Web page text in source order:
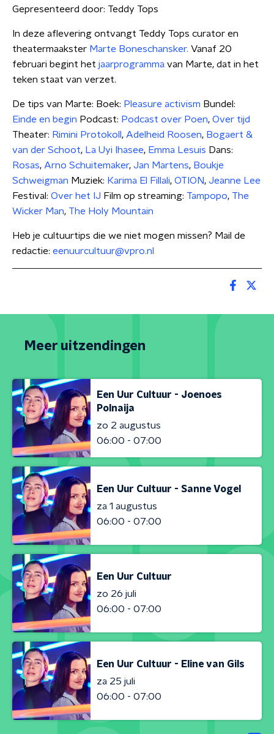
Gepresenteerd door: Teddy Tops
In deze aflevering ontvangt Teddy Tops curator en
theatermaakster Marte Boneschansker. Vanaf 20
februari begint het jaarprogramma van Marte, dat in het
teken staat van verzet.
De tips van Marte: Boek: Pleasure activism Bundel:
Einde en begin Podcast: Podcast over Poen, Over tijd
Theater: Rimini Protokoll , Adelheid Roosen, Bogaert &
van der Schoot, La Uyi Ihasee, Emma Lesuis Dans:
Rosas, Arno Schuitemaker, Jan Martens, Boukje
Schweigman Muziek: Karima El Fillali, OTION, Jeanne Lee
Festival: Over het IJ Film op streaming: Tampopo, The
Wicker Man, The Holy Mountain
Heb je cultuurtips die we niet mogen missen? Mail de
redactie: eenuurcultuur@vpro.nl
Meer uitzendingen
Een Uur Cultuur - Joenoes
Polnaija
zo 2 augustus
06:00 - 07:00
Een Uur Cultuur - Sanne Vogel
za 1 augustus
06:00 - 07:00
Een Uur Cultuur
zo 26 juli
06:00 - 07:00
Een Uur Cultuur - Eline van Gils
za 25 juli
06:00 - 07:00